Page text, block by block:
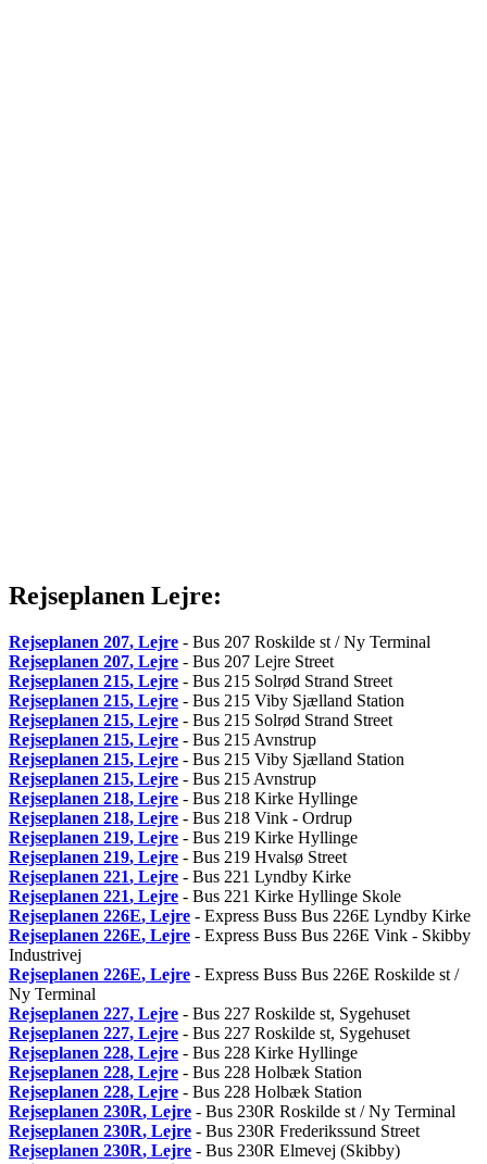
Rejseplanen Lejre:
Rejseplanen 207, Lejre - Bus 207 Roskilde st / Ny Terminal
Rejseplanen 207, Lejre - Bus 207 Lejre Street
Rejseplanen 215, Lejre - Bus 215 Solrød Strand Street
Rejseplanen 215, Lejre - Bus 215 Viby Sjælland Station
Rejseplanen 215, Lejre - Bus 215 Solrød Strand Street
Rejseplanen 215, Lejre - Bus 215 Avnstrup
Rejseplanen 215, Lejre - Bus 215 Viby Sjælland Station
Rejseplanen 215, Lejre - Bus 215 Avnstrup
Rejseplanen 218, Lejre - Bus 218 Kirke Hyllinge
Rejseplanen 218, Lejre - Bus 218 Vink - Ordrup
Rejseplanen 219, Lejre - Bus 219 Kirke Hyllinge
Rejseplanen 219, Lejre - Bus 219 Hvalsø Street
Rejseplanen 221, Lejre - Bus 221 Lyndby Kirke
Rejseplanen 221, Lejre - Bus 221 Kirke Hyllinge Skole
Rejseplanen 226E, Lejre - Express Buss Bus 226E Lyndby Kirke
Rejseplanen 226E, Lejre - Express Buss Bus 226E Vink - Skibby
Industrivej
Rejseplanen 226E, Lejre - Express Buss Bus 226E Roskilde st /
Ny Terminal
Rejseplanen 227, Lejre - Bus 227 Roskilde st, Sygehuset
Rejseplanen 227, Lejre - Bus 227 Roskilde st, Sygehuset
Rejseplanen 228, Lejre - Bus 228 Kirke Hyllinge
Rejseplanen 228, Lejre - Bus 228 Holbæk Station
Rejseplanen 228, Lejre - Bus 228 Holbæk Station
Rejseplanen 230R, Lejre - Bus 230R Roskilde st / Ny Terminal
Rejseplanen 230R, Lejre - Bus 230R Frederikssund Street
Rejseplanen 230R, Lejre - Bus 230R Elmevej (Skibby)